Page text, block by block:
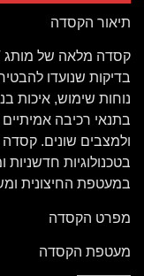
תיאור הקסדה
בדיקות שנועדו
בתנאי רכיבה
בטכנולוגיות
במעטפת החיצונית
מפרט הקסדה
מעטפת הקסדה